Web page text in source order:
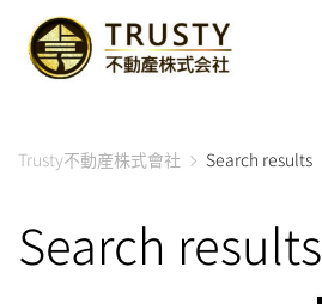
Trusty不動産株式會社 Search results
Search results